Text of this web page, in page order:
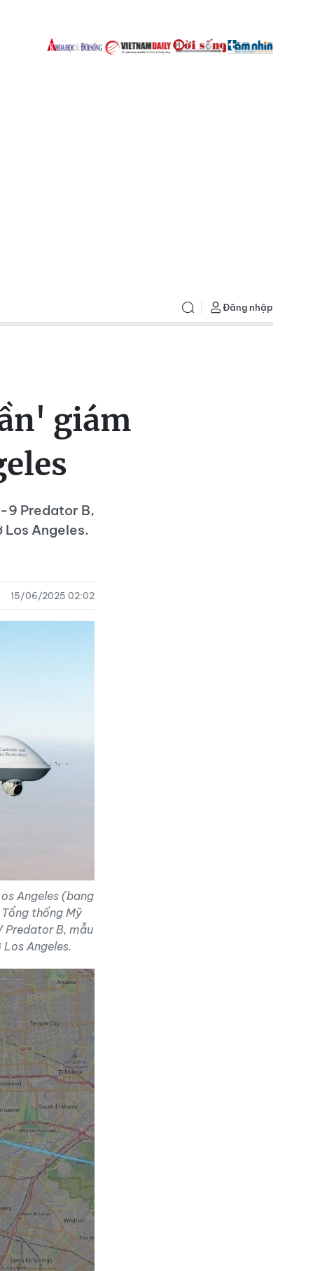
Đăng nhập
giám
9 Predator B,
Los Angeles.
15/06/2025 02:02
Angeles (bang
thống Mỹ
Predator B, mẫu
Angeles.